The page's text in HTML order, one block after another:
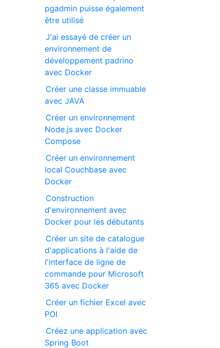
pgadmin puisse également
être utilisé
J'ai essayé de créer un
environnement de
développement padrino
avec Docker
Créer une classe immuable
avec JAVA
Créer un environnement
Node.js avec Docker
Compose
Créer un environnement
local Couchbase avec
Docker
Construction
d'environnement avec
Docker pour les débutants
Créer un site de catalogue
d'applications à l'aide de
l'interface de ligne de
commande pour Microsoft
365 avec Docker
Créer un fichier Excel avec
POI
Créez une application avec
Spring Boot